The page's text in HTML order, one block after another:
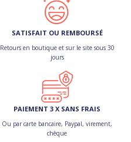
SATISFAIT OU REMBOURSÉ
Retours en boutique et sur le site sous 30
jours
PAIEMENT 3 X SANS FRAIS
Ou par carte bancaire, Paypal, virement,
chèque